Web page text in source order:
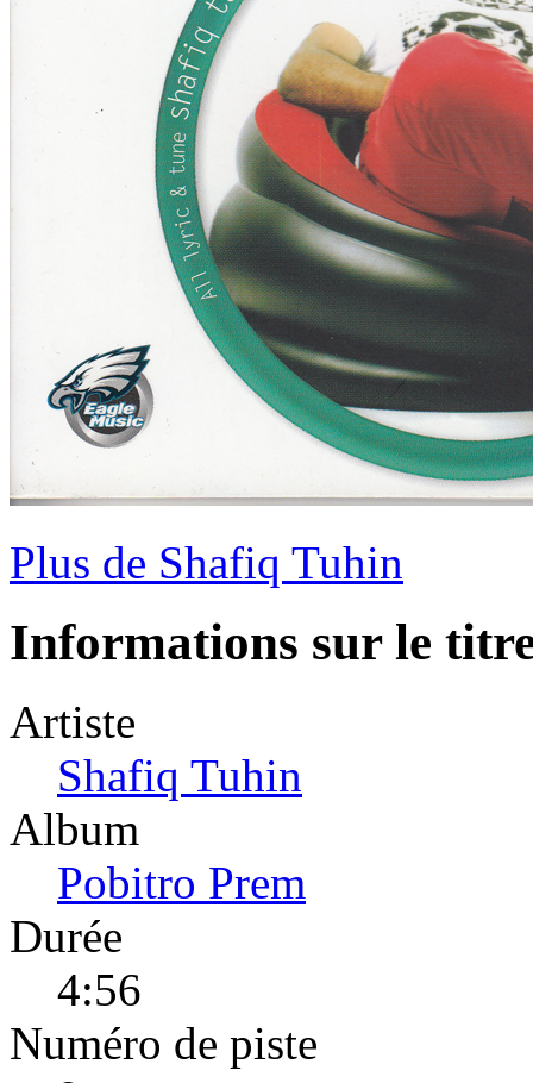
Plus de Shafiq Tuhin
Informations sur le
Artiste
Shafiq Tuhin
Album
Pobitro Prem
Durée
4:56
Numéro de piste